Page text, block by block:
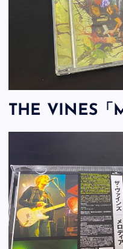
THE VINES「